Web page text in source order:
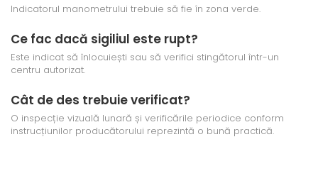
Indicatorul manometrului trebuie să fie în zona verde.
Ce fac dacă sigiliul este rupt?
Este indicat să înlocuiești sau să verifici stingătorul într-un
centru autorizat.
Cât de des trebuie verificat?
O inspecție vizuală lunară și verificările periodice conform
instrucțiunilor producătorului reprezintă o bună practică.